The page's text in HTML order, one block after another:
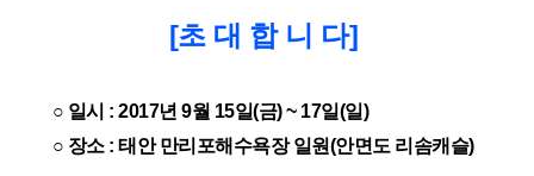
[초 대 합 니 다]
○ 일시 : 2017년 9월 15일(금) ~ 17일(일)
○ 장소 : 태안 만리포해수욕장 일원(안면도 리솜캐슬)